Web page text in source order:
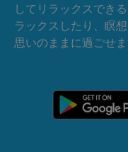
してリラックスでき
ラックスしたり、瞑
思いのままに過ごせま